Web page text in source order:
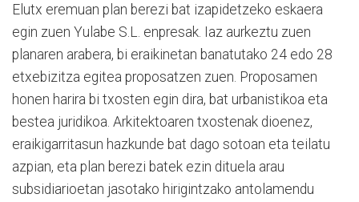
Elutx eremuan plan berezi bat izapidetzeko eskaera
egin zuen Yulabe S.L. enpresak. Iaz aurkeztu zuen
planaren arabera, bi eraikinetan banatutako 24 edo 28
etxebizitza egitea proposatzen zuen. Proposamen
honen harira bi txosten egin dira, bat urbanistikoa eta
bestea juridikoa. Arkitektoaren txostenak dioenez,
eraikigarritasun hazkunde bat dago sotoan eta teilatu
azpian, eta plan berezi batek ezin dituela arau
subsidiarioetan jasotako hirigintzako antolamendu